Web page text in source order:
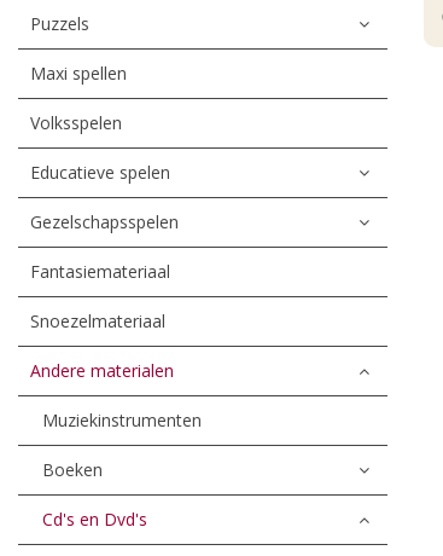
Puzzels
Maxi spellen
Volksspelen
Educatieve spelen
Gezelschapsspelen
Fantasiemateriaal
Snoezelmateriaal
Andere materialen
Muziekinstrumenten
Boeken
Cd's en Dvd's